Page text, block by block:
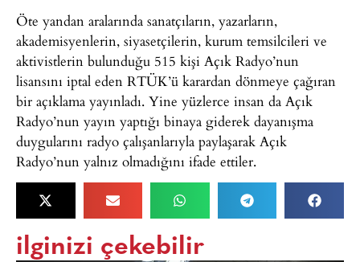
Öte yandan aralarında sanatçıların, yazarların,
akademisyenlerin, siyasetçilerin, kurum temsilcileri ve
aktivistlerin bulunduğu 515 kişi Açık Radyo’nun
lisansını iptal eden RTÜK’ü karardan dönmeye çağıran
bir açıklama yayınladı. Yine yüzlerce insan da Açık
Radyo’nun yayın yaptığı binaya giderek dayanışma
duygularını radyo çalışanlarıyla paylaşarak Açık
Radyo’nun yalnız olmadığını ifade ettiler.
ilginizi çekebilir